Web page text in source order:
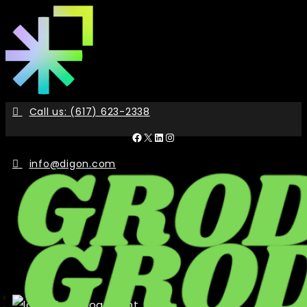
to
content
Call us: (617) 623-2338
Facebook
X LinkedIn
Instagram
info@digon.com